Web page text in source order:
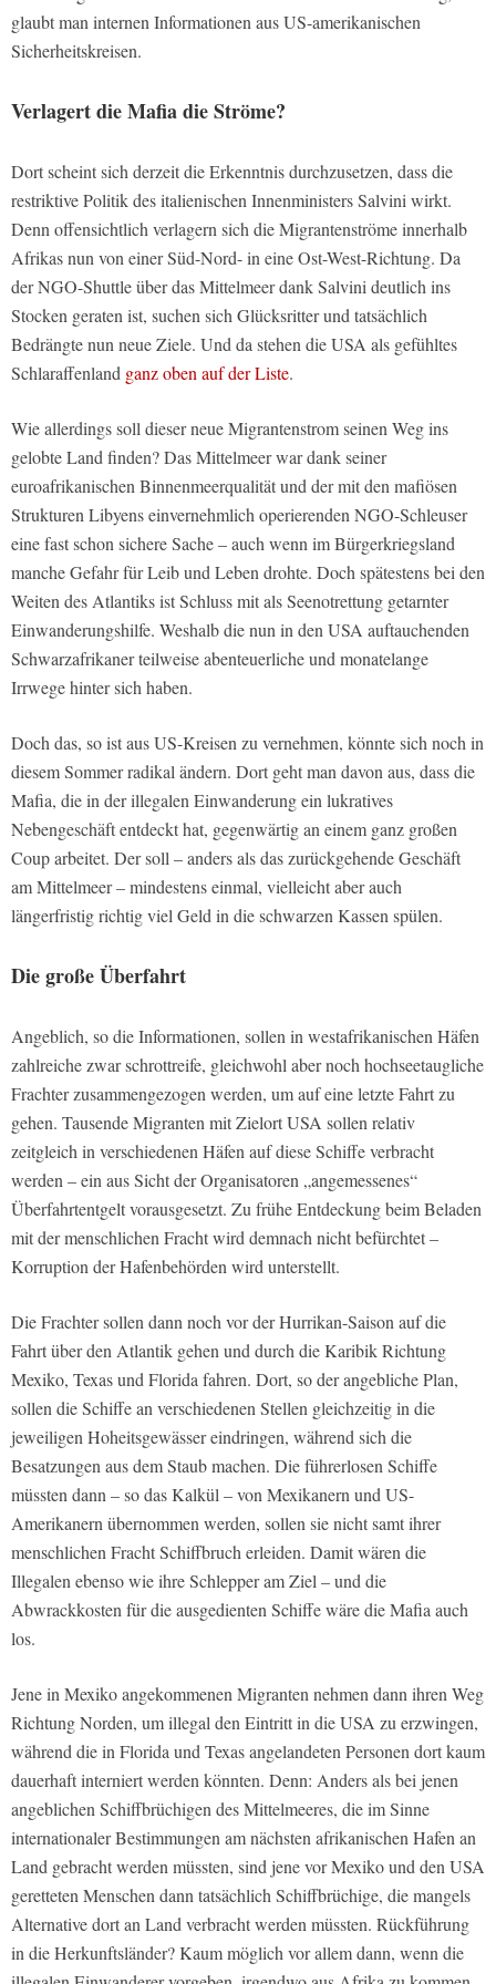
glaubt man internen Informationen aus US-amerikanischen
Sicherheitskreisen.
Verlagert die Mafia die Ströme?
Dort scheint sich derzeit die Erkenntnis durchzusetzen, dass die
restriktive Politik des italienischen Innenministers Salvini wirkt.
Denn offensichtlich verlagern sich die Migrantenströme innerhalb
Afrikas nun von einer Süd-Nord- in eine Ost-West-Richtung. Da
der NGO-Shuttle über das Mittelmeer dank Salvini deutlich ins
Stocken geraten ist, suchen sich Glücksritter und tatsächlich
Bedrängte nun neue Ziele. Und da stehen die USA als gefühltes
Schlaraffenland ganz oben auf der Liste.
Wie allerdings soll dieser neue Migrantenstrom seinen Weg ins
gelobte Land finden? Das Mittelmeer war dank seiner
euroafrikanischen Binnenmeerqualität und der mit den mafiösen
Strukturen Libyens einvernehmlich operierenden NGO-Schleuser
eine fast schon sichere Sache – auch wenn im Bürgerkriegsland
manche Gefahr für Leib und Leben drohte. Doch spätestens bei den
Weiten des Atlantiks ist Schluss mit als Seenotrettung getarnter
Einwanderungshilfe. Weshalb die nun in den USA auftauchenden
Schwarzafrikaner teilweise abenteuerliche und monatelange
Irrwege hinter sich haben.
Doch das, so ist aus US-Kreisen zu vernehmen, könnte sich noch in
diesem Sommer radikal ändern. Dort geht man davon aus, dass die
Mafia, die in der illegalen Einwanderung ein lukratives
Nebengeschäft entdeckt hat, gegenwärtig an einem ganz großen
Coup arbeitet. Der soll – anders als das zurückgehende Geschäft
am Mittelmeer – mindestens einmal, vielleicht aber auch
längerfristig richtig viel Geld in die schwarzen Kassen spülen.
Die große Überfahrt
Angeblich, so die Informationen, sollen in westafrikanischen Häfen
zahlreiche zwar schrottreife, gleichwohl aber noch hochseetaugliche
Frachter zusammengezogen werden, um auf eine letzte Fahrt zu
gehen. Tausende Migranten mit Zielort USA sollen relativ
zeitgleich in verschiedenen Häfen auf diese Schiffe verbracht
werden – ein aus Sicht der Organisatoren „angemessenes“
Überfahrtentgelt vorausgesetzt. Zu frühe Entdeckung beim Beladen
mit der menschlichen Fracht wird demnach nicht befürchtet –
Korruption der Hafenbehörden wird unterstellt.
Die Frachter sollen dann noch vor der Hurrikan-Saison auf die
Fahrt über den Atlantik gehen und durch die Karibik Richtung
Mexiko, Texas und Florida fahren. Dort, so der angebliche Plan,
sollen die Schiffe an verschiedenen Stellen gleichzeitig in die
jeweiligen Hoheitsgewässer eindringen, während sich die
Besatzungen aus dem Staub machen. Die führerlosen Schiffe
müssten dann – so das Kalkül – von Mexikanern und US-
Amerikanern übernommen werden, sollen sie nicht samt ihrer
menschlichen Fracht Schiffbruch erleiden. Damit wären die
Illegalen ebenso wie ihre Schlepper am Ziel – und die
Abwrackkosten für die ausgedienten Schiffe wäre die Mafia auch
los.
Jene in Mexiko angekommenen Migranten nehmen dann ihren Weg
Richtung Norden, um illegal den Eintritt in die USA zu erzwingen,
während die in Florida und Texas angelandeten Personen dort kaum
dauerhaft interniert werden könnten. Denn: Anders als bei jenen
angeblichen Schiffbrüchigen des Mittelmeeres, die im Sinne
internationaler Bestimmungen am nächsten afrikanischen Hafen an
Land gebracht werden müssten, sind jene vor Mexiko und den USA
geretteten Menschen dann tatsächlich Schiffbrüchige, die mangels
Alternative dort an Land verbracht werden müssten. Rückführung
in die Herkunftsländer? Kaum möglich vor allem dann, wenn die